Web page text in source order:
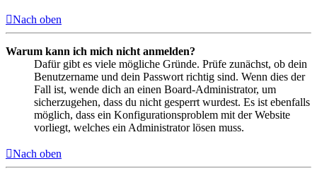
Nach oben
Warum kann ich mich nicht anmelden?
Dafür gibt es viele mögliche Gründe. Prüfe zunächst, ob dein
Benutzername und dein Passwort richtig sind. Wenn dies der
Fall ist, wende dich an einen Board-Administrator, um
sicherzugehen, dass du nicht gesperrt wurdest. Es ist ebenfalls
möglich, dass ein Konfigurationsproblem mit der Website
vorliegt, welches ein Administrator lösen muss.
Nach oben